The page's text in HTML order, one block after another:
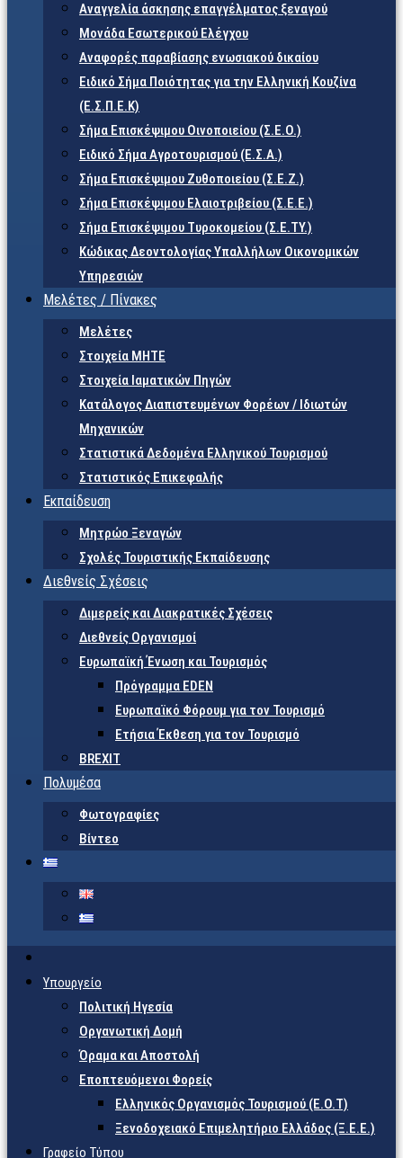
Αναγγελία άσκησης επαγγέλματος ξεναγού
Μονάδα Εσωτερικού Ελέγχου
Αναφορές παραβίασης ενωσιακού δικαίου
Ειδικό Σήμα Ποιότητας για την Ελληνική Κουζίνα
(Ε.Σ.Π.Ε.Κ)
Σήμα Επισκέψιμου Οινοποιείου (Σ.Ε.Ο.)
Ειδικό Σήμα Αγροτουρισμού (Ε.Σ.Α.)
Σήμα Επισκέψιμου Ζυθοποιείου (Σ.Ε.Ζ.)
Σήμα Επισκέψιμου Ελαιοτριβείου (Σ.Ε.Ε.)
Σήμα Επισκέψιμου Τυροκομείου (Σ.Ε.TY.)
Κώδικας Δεοντολογίας Υπαλλήλων Οικονομικών
Υπηρεσιών
Μελέτες / Πίνακες
Μελέτες
Στοιχεία ΜΗΤΕ
Στοιχεία Ιαματικών Πηγών
Κατάλογος Διαπιστευμένων Φορέων / Ιδιωτών
Μηχανικών
Στατιστικά Δεδομένα Ελληνικού Τουρισμού
Στατιστικός Επικεφαλής
Εκπαίδευση
Μητρώο Ξεναγών
Σχολές Τουριστικής Εκπαίδευσης
Διεθνείς Σχέσεις
Διμερείς και Διακρατικές Σχέσεις
Διεθνείς Οργανισμοί
Ευρωπαϊκή Ένωση και Τουρισμός
Πρόγραμμα EDEN
Ευρωπαϊκό Φόρουμ για τον Τουρισμό
Ετήσια Έκθεση για τον Τουρισμό
BREXIT
Πολυμέσα
Φωτογραφίες
Βίντεο
Υπουργείο
Πολιτική Ηγεσία
Οργανωτική Δομή
Όραμα και Αποστολή
Εποπτευόμενοι Φορείς
Eλληνικός Οργανισμός Τουρισμού (Ε.Ο.Τ)
Ξενοδοχειακό Επιμελητήριο Ελλάδος (Ξ.Ε.Ε.)
Γραφείο Τύπου